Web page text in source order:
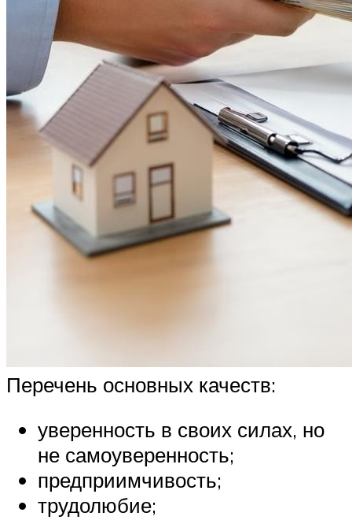
Перечень основных качеств:
уверенность в своих силах, но
не самоуверенность;
предприимчивость;
трудолюбие;